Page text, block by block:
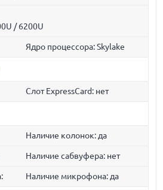
/ 6200U
Ядро процессора: Skylake
Слот ExpressCard: нет
Наличие колонок: да
Наличие сабвуфера: нет
Наличие микрофона: да